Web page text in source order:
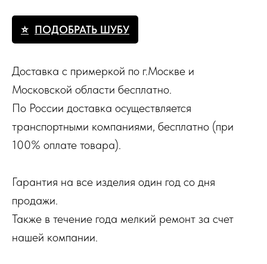
ПОДОБРАТЬ ШУБУ
Доставка с примеркой по г.Москве и
Московской области бесплатно.
По России доставка осуществляется
транспортными компаниями, бесплатно (при
100% оплате товара).
Гарантия на все изделия один год со дня
продажи.
Также в течение года мелкий ремонт за счет
нашей компании.